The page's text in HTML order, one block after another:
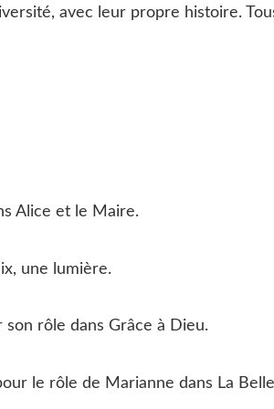
avec leur propre histoire.
Alice et le Maire.
une lumière.
rôle dans Grâce à Dieu.
le rôle de Marianne dans La Belle